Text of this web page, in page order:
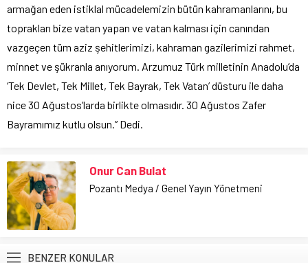
armağan eden istiklal mücadelemizin bütün kahramanlarını, bu
toprakları bize vatan yapan ve vatan kalması için canından
vazgeçen tüm aziz şehitlerimizi, kahraman gazilerimizi rahmet,
minnet ve şükranla anıyorum. Arzumuz Türk milletinin Anadolu’da
‘Tek Devlet, Tek Millet, Tek Bayrak, Tek Vatan’ düsturu ile daha
nice 30 Ağustos’larda birlikte olmasıdır. 30 Ağustos Zafer
Bayramımız kutlu olsun.” Dedi.
Onur Can Bulat
Pozantı Medya / Genel Yayın Yönetmeni
BENZER KONULAR